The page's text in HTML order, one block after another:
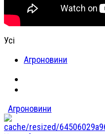
Усі
Агроновини
Агроновини